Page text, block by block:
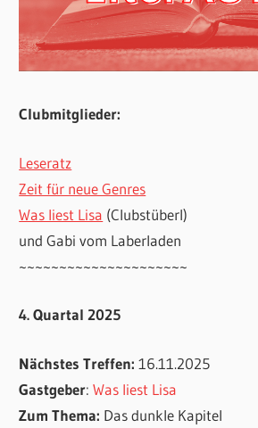
Clubmitglieder:
Leseratz
Zeit für neue Genres
Was liest Lisa (Clubstüberl)
und Gabi vom Laberladen
~~~~~~~~~~~~~~~~~~~~~
4. Quartal 2025
Nächstes Treffen:16.11.2025
Gastgeber:Was liest Lisa
Zum Thema: Das dunkle Kapitel